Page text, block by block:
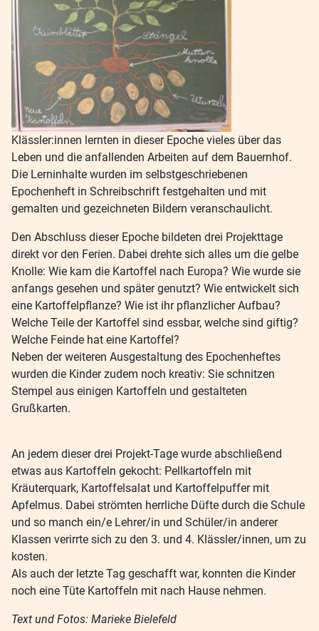
Klässler:innen lernten in dieser Epoche vieles über das
Leben und die anfallenden Arbeiten auf dem Bauernhof.
Die Lerninhalte wurden im selbstgeschriebenen
Epochenheft in Schreibschrift festgehalten und mit
gemalten und gezeichneten Bildern veranschaulicht.
Den Abschluss dieser Epoche bildeten drei Projekttage
direkt vor den Ferien. Dabei drehte sich alles um die gelbe
Knolle: Wie kam die Kartoffel nach Europa? Wie wurde sie
anfangs gesehen und später genutzt? Wie entwickelt sich
eine Kartoffelpflanze? Wie ist ihr pflanzlicher Aufbau?
Welche Teile der Kartoffel sind essbar, welche sind giftig?
Welche Feinde hat eine Kartoffel?
Neben der weiteren Ausgestaltung des Epochenheftes
wurden die Kinder zudem noch kreativ: Sie schnitzen
Stempel aus einigen Kartoffeln und gestalteten
Grußkarten.
An jedem dieser drei Projekt-Tage wurde abschließend
etwas aus Kartoffeln gekocht: Pellkartoffeln mit
Kräuterquark, Kartoffelsalat und Kartoffelpuffer mit
Apfelmus. Dabei strömten herrliche Düfte durch die Schule
und so manch ein/e Lehrer/in und Schüler/in anderer
Klassen verirrte sich zu den 3. und 4. Klässler/innen, um zu
kosten.
Als auch der letzte Tag geschafft war, konnten die Kinder
noch eine Tüte Kartoffeln mit nach Hause nehmen.
Text und Fotos: Marieke Bielefeld